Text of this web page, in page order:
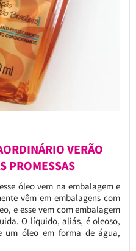
VERÃO
PROMESSAS
óleo vem na embalagem e
vêm em embalagens com
e esse vem com embalagem
O líquido, aliás, é oleoso,
um óleo em forma de água,